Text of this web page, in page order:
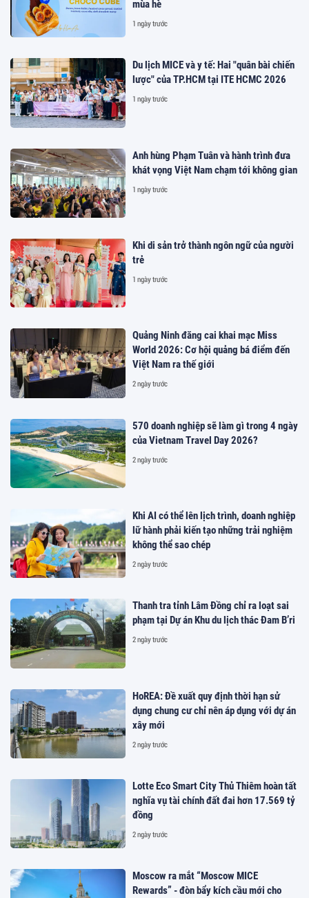
mùa hè
1 ngày trước
Du lịch MICE và y tế: Hai "quân bài chiến
lược" của TP.HCM tại ITE HCMC 2026
1 ngày trước
Anh hùng Phạm Tuân và hành trình đưa
khát vọng Việt Nam chạm tới không gian
1 ngày trước
Khi di sản trở thành ngôn ngữ của người
trẻ
1 ngày trước
Quảng Ninh đăng cai khai mạc Miss
World 2026: Cơ hội quảng bá điểm đến
Việt Nam ra thế giới
2 ngày trước
570 doanh nghiệp sẽ làm gì trong 4 ngày
của Vietnam Travel Day 2026?
2 ngày trước
Khi AI có thể lên lịch trình, doanh nghiệp
lữ hành phải kiến tạo những trải nghiệm
không thể sao chép
2 ngày trước
Thanh tra tỉnh Lâm Đồng chỉ ra loạt sai
phạm tại Dự án Khu du lịch thác Đam B’ri
2 ngày trước
HoREA: Đề xuất quy định thời hạn sử
dụng chung cư chỉ nên áp dụng với dự án
xây mới
2 ngày trước
Lotte Eco Smart City Thủ Thiêm hoàn tất
nghĩa vụ tài chính đất đai hơn 17.569 tỷ
đồng
2 ngày trước
Moscow ra mắt “Moscow MICE
Rewards” - đòn bẩy kích cầu mới cho